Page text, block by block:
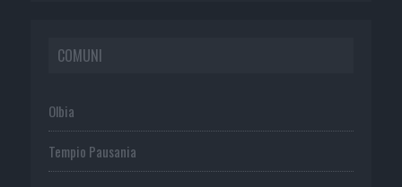
COMUNI
Olbia
Tempio Pausania